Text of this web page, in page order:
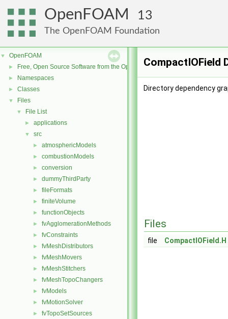
OpenFOAM 13
The OpenFOAM Foundation
▼ OpenFOAM
► Free, Open Source Software from the OpenFOAM Foundation
► Namespaces
► Classes
▼ Files
▼ File List
► applications
▼ src
► atmosphericModels
► combustionModels
► conversion
► dummyThirdParty
► fileFormats
► finiteVolume
► functionObjects
► fvAgglomerationMethods
► fvConstraints
► fvMeshDistributors
► fvMeshMovers
► fvMeshStitchers
► fvMeshTopoChangers
► fvModels
► fvMotionSolver
► fvTopoSetSources
CompactIOField
Directory dependency
Files
file CompactIOField.H